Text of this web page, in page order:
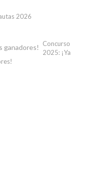
2026
Concurso
2025: ¡Ya